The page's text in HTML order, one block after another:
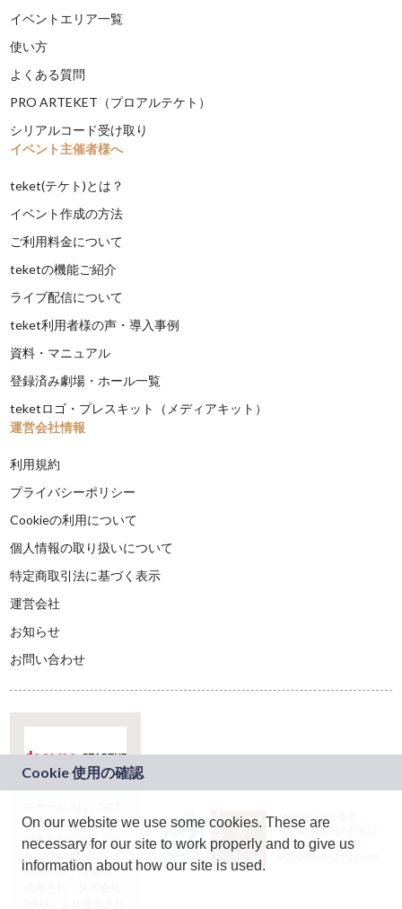
イベントエリア一覧
使い方
よくある質問
PRO ARTEKET（プロアルテケト）
シリアルコード受け取り
イベント主催者様へ
teket(テケト)とは？
イベント作成の方法
ご利用料金について
teketの機能ご紹介
ライブ配信について
teket利用者様の声・導入事例
資料・マニュアル
登録済み劇場・ホール一覧
teketロゴ・プレスキット（メディアキット）
運営会社情報
利用規約
プライバシーポリシー
Cookieの利用について
個人情報の取り扱いについて
特定商取引法に基づく表示
運営会社
お知らせ
お問い合わせ
ドコモグループの新
規事業創出プログラ
ム「docomo
STARTUP」を通じて
JASRAC許諾番号：
9024936001Y45037
JASRAC許諾番号：
On our website we use some cookies. These are
necessary for our site to work properly and to give us
information about how our site is used.